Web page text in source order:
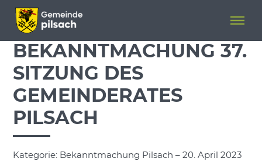
Menü überspringen
Menü überspringen
BEKANNTMACHUNG 37.
SITZUNG DES
GEMEINDERATES
PILSACH
Kategorie: Bekanntmachung Pilsach – 20. April 2023